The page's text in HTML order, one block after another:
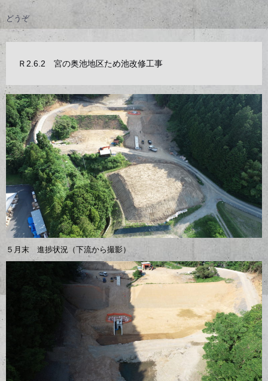
どうぞ
Ｒ2.6.2 宮の奥池地区ため池改修工事
５月末 進捗状況（下流から撮影）